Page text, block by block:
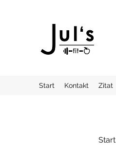
Start Kontakt Zitat
Start